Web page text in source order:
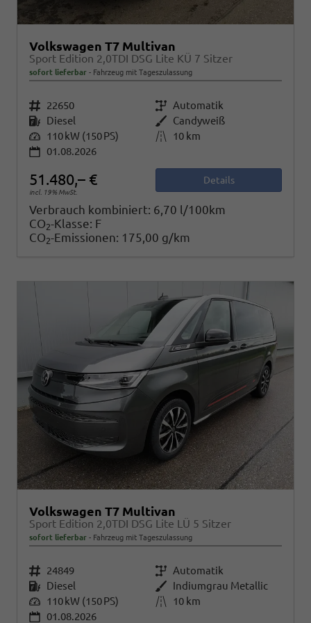
Volkswagen T7 Multivan
Sport Edition 2,0TDI DSG Lite KÜ 7 Sitzer
sofort lieferbar Fahrzeug mit Tageszulassung
Fahrzeugnr. 22650 Getriebe Automatik
Kraftstoff Diesel Außenfarbe Candyweiß
Leistung 110 kW (150 PS) Kilometerstand
10 km
01.08.2026
51.480,– €
incl. 19% MwSt.
Details
Verbrauch kombiniert: 6,70 l/100km
CO2-Klasse: F
CO2-Emissionen: 175,00 g/km
Volkswagen T7 Multivan
Sport Edition 2,0TDI DSG Lite LÜ 5 Sitzer
sofort lieferbar Fahrzeug mit Tageszulassung
Fahrzeugnr. 24849 Getriebe Automatik
Kraftstoff Diesel Außenfarbe Indiumgrau Metallic
Leistung 110 kW (150 PS) Kilometerstand
10 km
01.08.2026